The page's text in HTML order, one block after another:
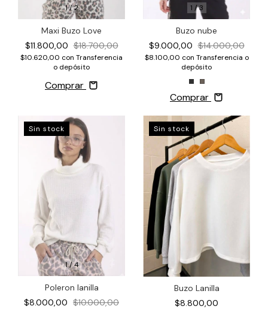
1/2
Maxi Buzo Love
$11.800,00 $18.700,00
$10.620,00 con Transferencia
o depósito
Comprar
1 /3
Buzo nube
$9.000,00 $14.000,00
$8.100,00 con Transferencia o
depósito
Comprar
1/4
Sin stock
Poleron lanilla
$8.000,00 $10.000,00
Sin stock
Buzo Lanilla
$8.800,00